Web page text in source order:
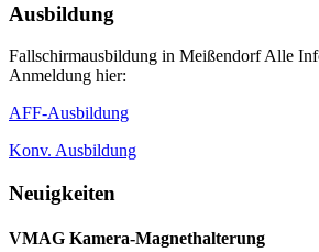
Ausbildung
Fallschirmausbildung in Meißendorf Alle
Anmeldung hier:
AFF-Ausbildung
Konv. Ausbildung
Neuigkeiten
VMAG Kamera-Magnethalterung